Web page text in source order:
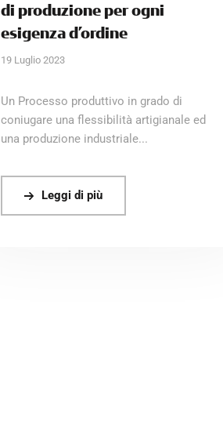
di produzione per ogni
esigenza d’ordine
19 Luglio 2023
Un Processo produttivo in grado di
coniugare una flessibilità artigianale ed
una produzione industriale...
Leggi di più